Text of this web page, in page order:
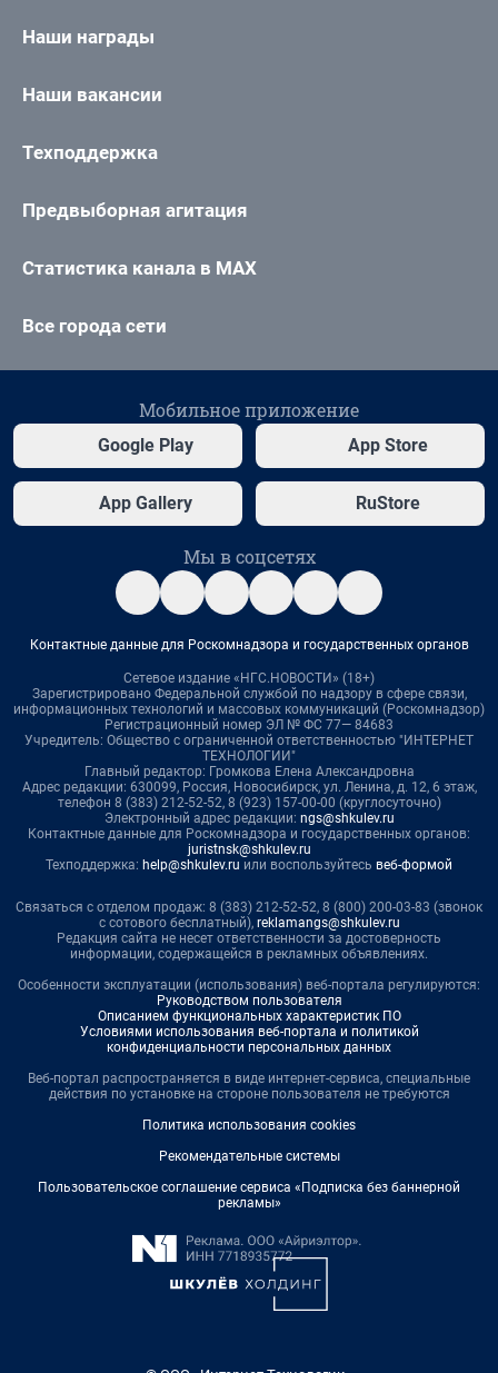
Наши награды
Наши вакансии
Техподдержка
Предвыборная агитация
Статистика канала в MAX
Все города сети
Мобильное приложение
Google Play App Store
App Gallery RuStore
Мы в соцсетях
Контактные данные для Роскомнадзора и государственных органов
Сетевое издание «НГС.НОВОСТИ» (18+)
Зарегистрировано Федеральной службой по надзору в сфере связи,
информационных технологий и массовых коммуникаций (Роскомнадзор)
Регистрационный номер ЭЛ № ФС 77— 84683
Учредитель: Общество с ограниченной ответственностью "ИНТЕРНЕТ
ТЕХНОЛОГИИ"
Главный редактор: Громкова Елена Александровна
Адрес редакции: 630099, Россия, Новосибирск, ул. Ленина, д. 12, 6 этаж,
телефон 8 (383) 212-52-52, 8 (923) 157-00-00 (круглосуточно)
Электронный адрес редакции: ngs@shkulev.ru
Контактные данные для Роскомнадзора и государственных органов:
juristnsk@shkulev.ru
Техподдержка: help@shkulev.ru или воспользуйтесь веб-формой
Связаться с отделом продаж: 8 (383) 212-52-52, 8 (800) 200-03-83 (звонок
с сотового бесплатный), reklamangs@shkulev.ru
Редакция сайта не несет ответственности за достоверность
информации, содержащейся в рекламных объявлениях.
Особенности эксплуатации (использования) веб-портала регулируются:
Руководством пользователя
Описанием функциональных характеристик ПО
Условиями использования веб-портала и политикой
конфиденциальности персональных данных
Веб-портал распространяется в виде интернет-сервиса, специальные
действия по установке на стороне пользователя не требуются
Политика использования cookies
Рекомендательные системы
Пользовательское соглашение сервиса «Подписка без баннерной
рекламы»